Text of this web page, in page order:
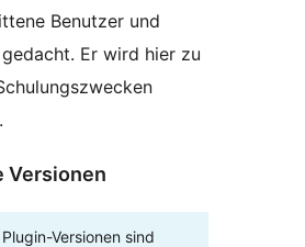
Benutzer und
Er wird hier zu
Versionen
Versionen sind